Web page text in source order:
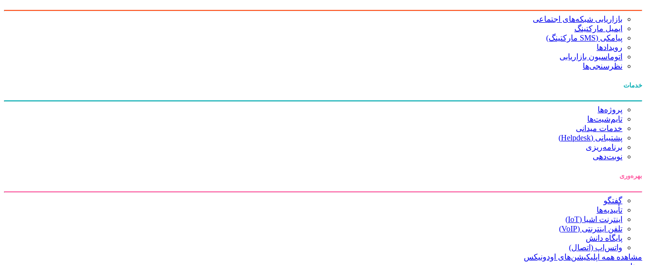
بازاریابی شبکه‌های اجتماعی
ایمیل مارکتینگ
پیامکی (SMS مارکتینگ)
رویدادها
اتوماسیون بازاریابی
نظرسنجی‌ها
خدمات
پروژه‌ها
تایم‌شیت‌ها
خدمات میدانی
پشتیبانی (Helpdesk)
برنامه‌ریزی
نوبت‌دهی
بهره‌وری
گفتگو
تأییدیه‌ها
اینترنت اشیا (IoT)
تلفن اینترنتی (VoIP)
پایگاه دانش
واتس‌اپ (اتصال)
مشاهده همه اپلیکیشن‌های اودونیکس